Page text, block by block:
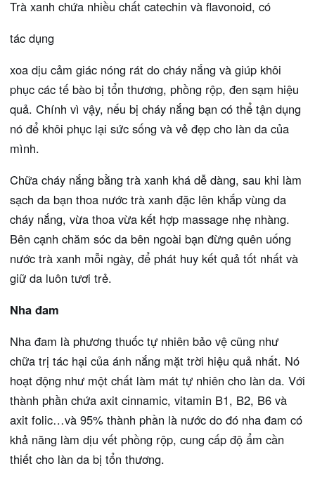
Trà xanh chứa nhiều chất catechin và flavonoid, có
tác dụng
xoa dịu cảm giác nóng rát do cháy nắng và giúp khôi
phục các tế bào bị tổn thương, phồng rộp, đen sạm hiệu
quả. Chính vì vậy, nếu bị cháy nắng bạn có thể tận dụng
nó để khôi phục lại sức sống và vẻ đẹp cho làn da của
mình.
Chữa cháy nắng bằng trà xanh khá dễ dàng, sau khi làm
sạch da bạn thoa nước trà xanh đặc lên khắp vùng da
cháy nắng, vừa thoa vừa kết hợp massage nhẹ nhàng.
Bên cạnh chăm sóc da bên ngoài bạn đừng quên uống
nước trà xanh mỗi ngày, để phát huy kết quả tốt nhất và
giữ da luôn tươi trẻ.
Nha đam
Nha đam là phương thuốc tự nhiên bảo vệ cũng như
chữa trị tác hại của ánh nắng mặt trời hiệu quả nhất. Nó
hoạt động như một chất làm mát tự nhiên cho làn da. Với
thành phần chứa axit cinnamic, vitamin B1, B2, B6 và
axit folic…và 95% thành phần là nước do đó nha đam có
khả năng làm dịu vết phồng rộp, cung cấp độ ẩm cần
thiết cho làn da bị tổn thương.